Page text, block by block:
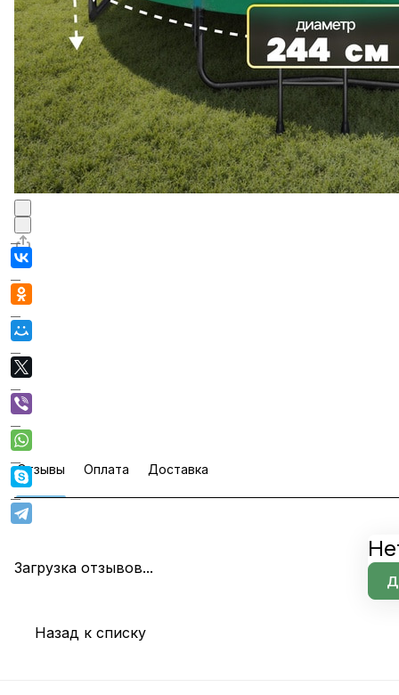
Отзывы Оплата Доставка
Загрузка отзывов...
Назад к списку